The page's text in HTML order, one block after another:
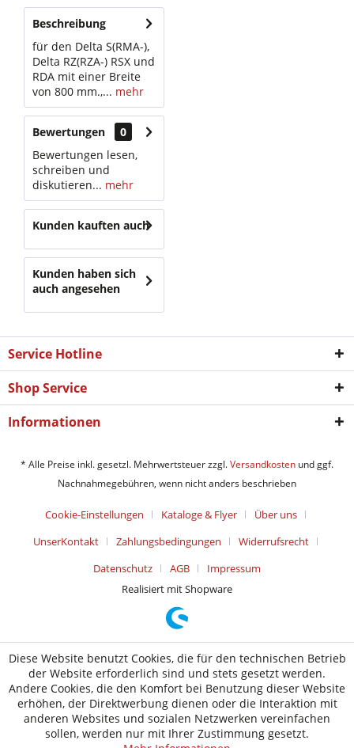
Beschreibung
für den Delta S(RMA-),
Delta RZ(RZA-) RSX und
RDA mit einer Breite
von 800 mm.,... mehr
Bewertungen
0
Bewertungen lesen,
schreiben und
diskutieren... mehr
Kunden kauften auch
Kunden haben sich
auch angesehen
Service Hotline
Shop Service
Informationen
* Alle Preise inkl. gesetzl. Mehrwertsteuer zzgl.Versandkosten und ggf.
Nachnahmegebühren, wenn nicht anders beschrieben
Cookie-Einstellungen Kataloge & Flyer
Über uns
UnserKontakt
Zahlungsbedingungen
Widerrufsrecht
Datenschutz
AGB
Impressum
Realisiert mit Shopware
Diese Website benutzt Cookies, die für den technischen Betrieb
der Website erforderlich sind und stets gesetzt werden.
Andere Cookies, die den Komfort bei Benutzung dieser Website
erhöhen, der Direktwerbung dienen oder die Interaktion mit
anderen Websites und sozialen Netzwerken vereinfachen
sollen, werden nur mit Ihrer Zustimmung gesetzt.